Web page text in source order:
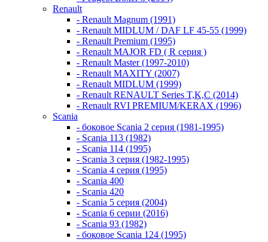
Renault
- Renault Magnum (1991)
- Renault MIDLUM / DAF LF 45-55 (1999)
- Renault Premium (1995)
- Renault MAJOR FD ( R серия )
- Renault Master (1997-2010)
- Renault MAXITY (2007)
- Renault MIDLUM (1999)
- Renault RENAULT Series T,K,C (2014)
- Renault RVI PREMIUM/KERAX (1996)
Scania
- боковое Scania 2 серия (1981-1995)
- Scania 113 (1982)
- Scania 114 (1995)
- Scania 3 серия (1982-1995)
- Scania 4 серия (1995)
- Scania 400
- Scania 420
- Scania 5 серия (2004)
- Scania 6 серии (2016)
- Scania 93 (1982)
- боковое Scania 124 (1995)